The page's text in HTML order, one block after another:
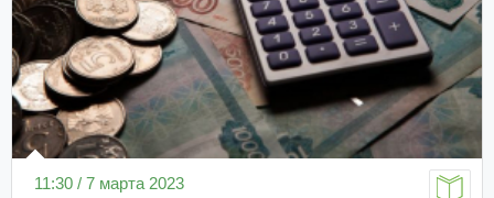
11:30 / 7 марта 2023